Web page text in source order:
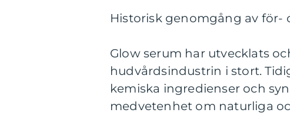
Historisk genomgång av för-
Glow serum har utvecklats
hudvårdsindustrin i stort.
kemiska ingredienser och
medvetenhet om naturliga